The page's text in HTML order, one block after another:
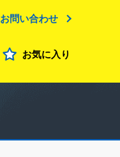
お問い合わせ
お気に入り